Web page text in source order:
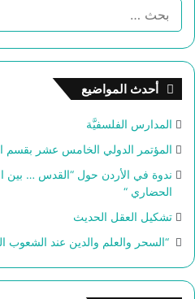
أحدث المواضيع
المدارس الفلسفيَّة
المؤتمر الدولي الخامس عشر بقسم
ندوة في الأردن حول “القدس … بين
الحضاري “
تشكيل العقل الحديث
“السحر والعلم والدين عند الشعوب